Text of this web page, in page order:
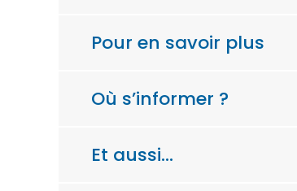
Pour en savoir plus
Où s’informer ?
Et aussi…